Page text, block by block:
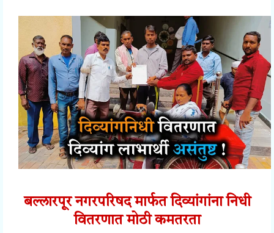
बल्लारपूर नगरपरिषद मार्फत दिव्यांगांना निधी
वितरणात मोठी कमतरता